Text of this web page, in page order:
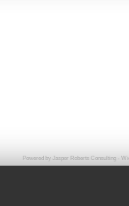
Powered byJasper Roberts Consulting -